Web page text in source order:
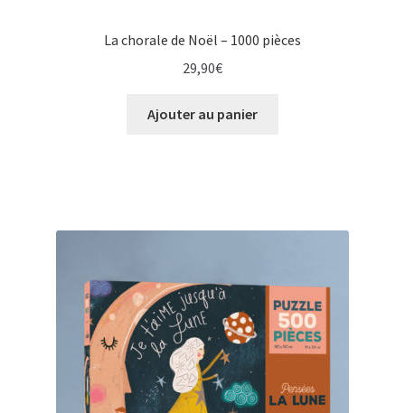
La chorale de Noël – 1000 pièces
29,90€
Ajouter au panier